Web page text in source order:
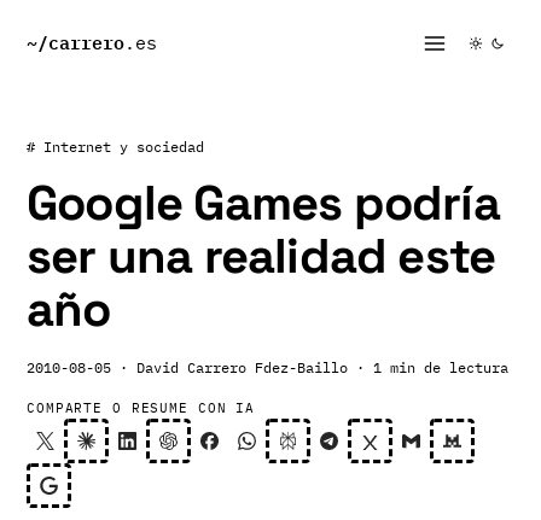
~/carrero.es
# Internet y sociedad
Google Games podría
ser una realidad este
año
2010-08-05 · David Carrero Fdez-Baillo · 1 min de lectura
COMPARTE O RESUME CON IA